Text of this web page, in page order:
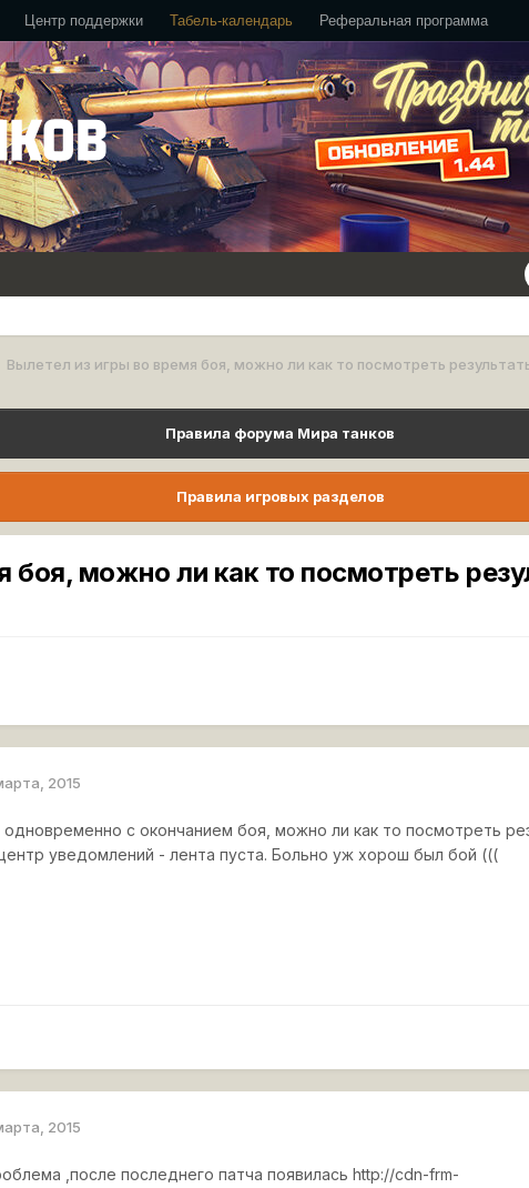
Центр поддержки Табель-календарь Реферальная программа
Вылетел из игры во время боя, можно ли как то посмотреть
Правила форума Мира танков
Правила игровых разделов
боя, можно ли как то посмотреть
2015
одновременно с окончанием боя, можно ли как то посмотреть
уведомлений - лента пуста. Больно уж хорош был бой (((
2015
,после последнего патча появиласьhttp://cdn-frm-